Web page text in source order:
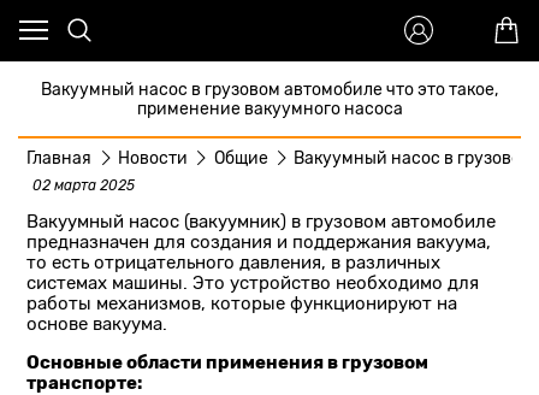
Вакуумный насос в грузовом автомобиле что это такое,
применение вакуумного насоса
Главная Новости Общие Вакуумный насос в
02 марта 2025
Вакуумный насос (вакуумник) в грузовом автомобиле
предназначен для создания и поддержания вакуума,
то есть отрицательного давления, в различных
системах машины. Это устройство необходимо для
работы механизмов, которые функционируют на
основе вакуума.
Основные области применения в грузовом
транспорте: